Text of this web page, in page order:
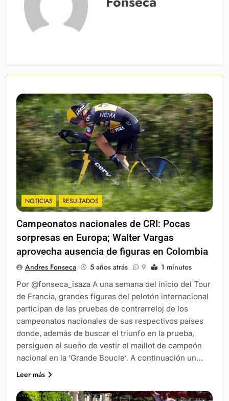
NOTICIAS RESULTADOS
Campeonatos nacionales de CRI: Pocas
sorpresas en Europa; Walter Vargas
aprovecha ausencia de figuras en Colombia
Andres Fonseca 5 años atrás 9 1 minutos
Por @fonseca_isaza A una semana del inicio del Tour
de Francia, grandes figuras del pelotón internacional
participan de las pruebas de contrarreloj de los
campeonatos nacionales de sus respectivos países
donde, además de buscar el triunfo en la prueba,
persiguen el sueño de vestir el maillot de campeón
nacional en la ‘Grande Boucle’. A continuación un…
Leer más